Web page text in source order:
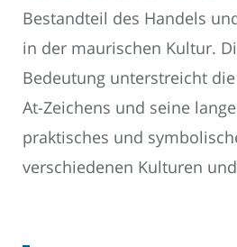
Bestandteil des Handels
in der maurischen Kultur.
Bedeutung unterstreicht
At-Zeichens und seine
praktisches und
verschiedenen Kulturen